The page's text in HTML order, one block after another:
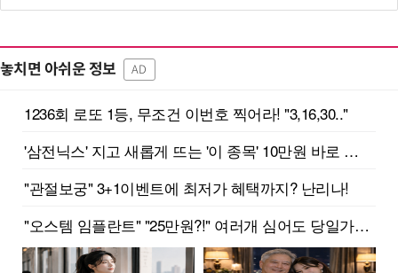
놓치면 아쉬운 정보 AD